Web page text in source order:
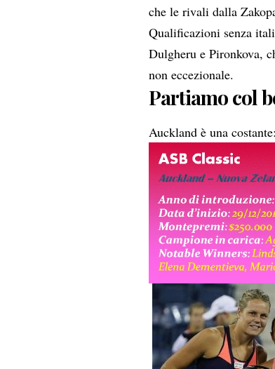
che le rivali dalla
Qualificazioni senza
Dulgheru e Pironkova,
non eccezionale.
Partiamo col
Auckland è una